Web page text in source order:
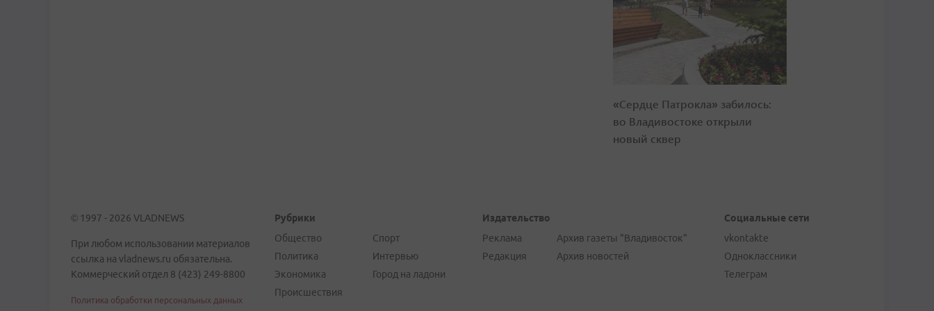
«Сердце Патрокла» забилось:
во Владивостоке открыли
новый сквер
© 1997 - 2026 VLADNEWS
При любом использовании материалов
ссылка на vladnews.ru обязательна.
Коммерческий отдел 8 (423) 249-8800
Политика обработки персональных данных
Рубрики
Общество
Политика
Экономика
Происшествия
Спорт
Интервью
Город на ладони
Издательство
Реклама
Редакция
Архив газеты "Владивосток"
Архив новостей
Социальные сети
vkontakte
Одноклассники
Телеграм